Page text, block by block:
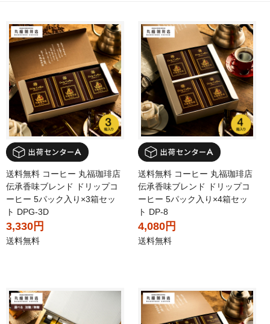
送料無料 コーヒー 丸福珈琲店
伝承香味ブレンド ドリップコ
ーヒー 5パック入り×3箱セッ
ト DPG-3D
3,330円
送料無料
送料無料 コーヒー 丸福珈琲店
伝承香味ブレンド ドリップコ
ーヒー 5パック入り×4箱セッ
ト DP-8
4,080円
送料無料